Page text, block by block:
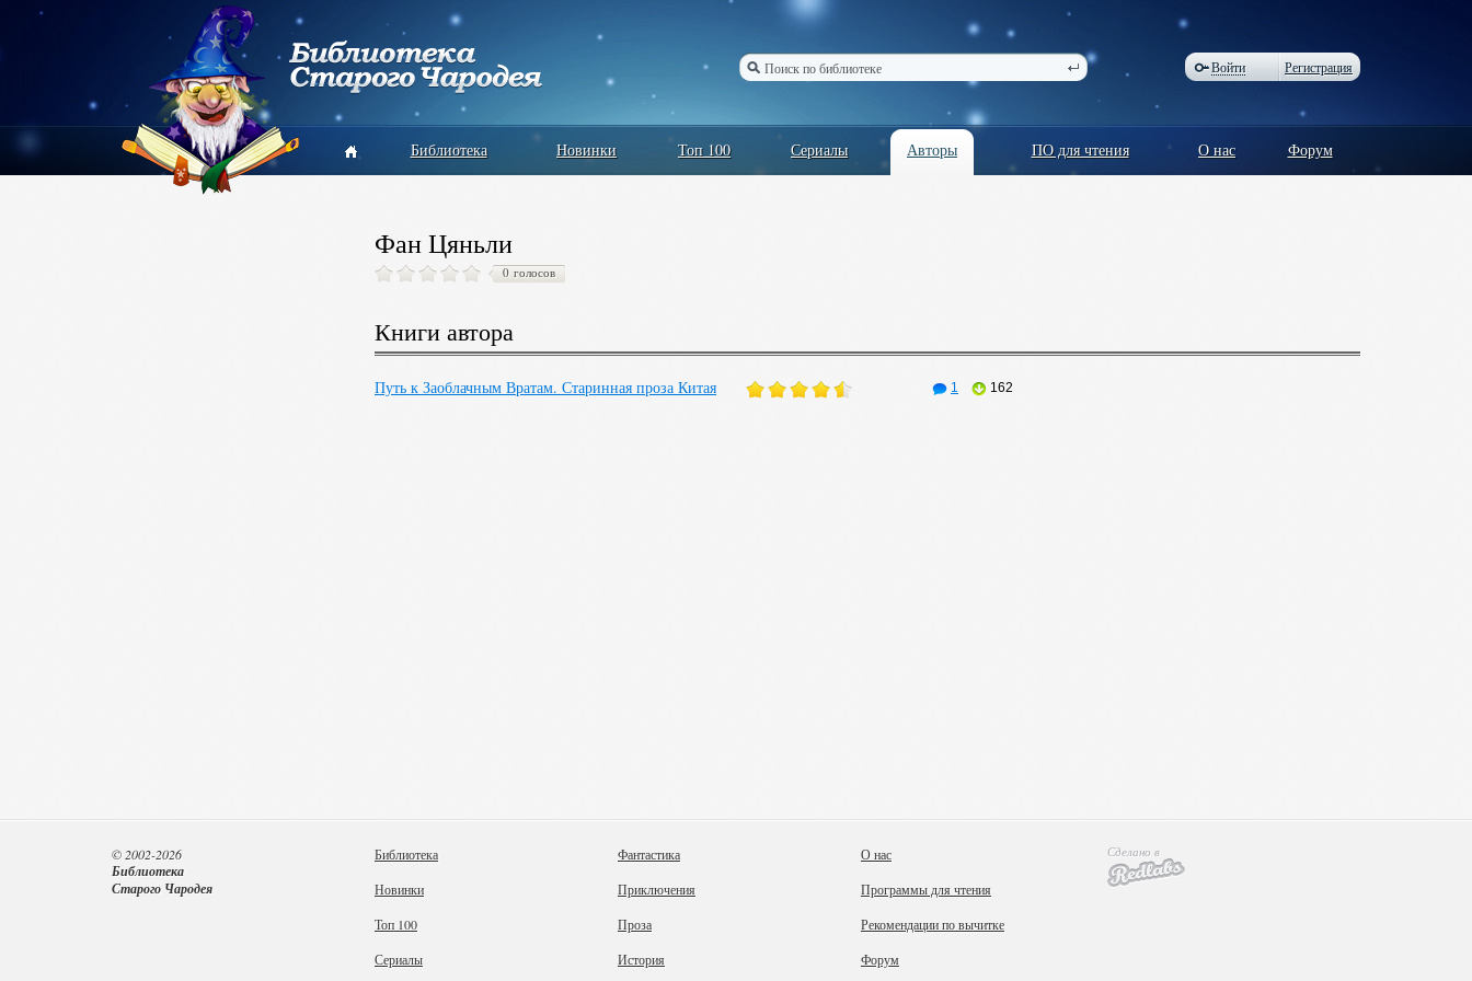
Войти Регистрация
Библиотека Новинки Топ 100 Сериалы Авторы ПО для чтения О нас Форум
Фан Цяньли
0 голосов
Книги автора
Путь к Заоблачным Вратам. Старинная проза Китая 1 162
Библиотека
Новинки
Топ 100
Сериалы
Фантастика
Приключения
Проза
История
О нас
Программы для чтения
Рекомендации по вычитке
Форум
© 2002-2026
Библиотека
Старого Чародея
Сделано в